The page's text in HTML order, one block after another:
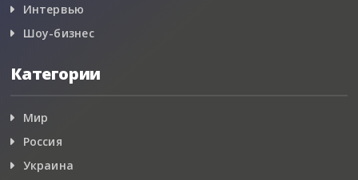
Интервью
Шоу-бизнес
Категории
Мир
Россия
Украина